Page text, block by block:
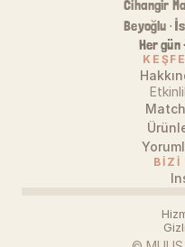
Cihangir
Beyoğlu ·
Her gün
BİZİ